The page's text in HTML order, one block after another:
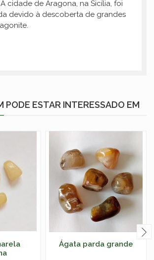
cidade de Aragona, na Sicília, foi
devido à descoberta de grandes
PODE ESTAR INTERESSADO EM
Ágata parda grande